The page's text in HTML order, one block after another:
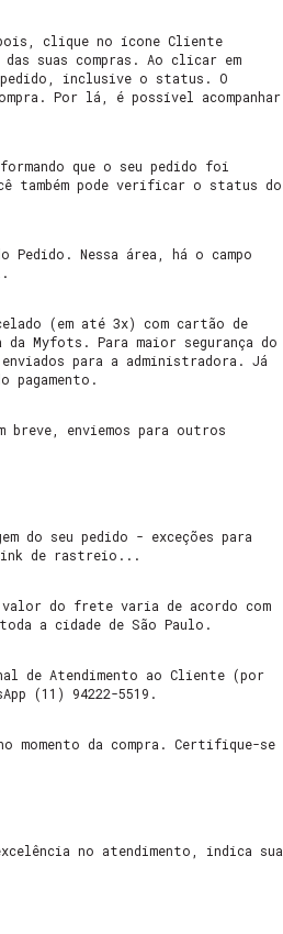
clique no ícone Cliente
suas compras. Ao clicar em
pedido, inclusive o status. O
Por lá, é possível acompanhar
que o seu pedido foi
também pode verificar o status do
Pedido. Nessa área, há o campo
(em até 3x) com cartão de
Myfots. Para maior segurança do
para a administradora. Já
pagamento.
breve, enviemos para outros
do seu pedido - exceções para
link de rastreio...
valor do frete varia de acordo com
a cidade de São Paulo.
de Atendimento ao Cliente (por
(11) 94222-5519.
momento da compra. Certifique-se
no atendimento, indica sua